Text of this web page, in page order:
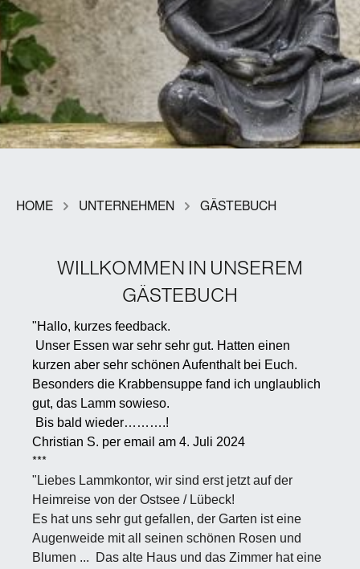
HOME UNTERNEHMEN GÄSTEBUCH
WILLKOMMEN IN UNSEREM
GÄSTEBUCH
"Hallo, kurzes feedback.
Unser Essen war sehr sehr gut. Hatten einen
kurzen aber sehr schönen Aufenthalt bei Euch.
Besonders die Krabbensuppe fand ich unglaublich
gut, das Lamm sowieso.
Bis bald wieder……….!
Christian S. per email am 4. Juli 2024
***
"Liebes Lammkontor, wir sind erst jetzt auf der
Heimreise von der Ostsee / Lübeck!
Es hat uns sehr gut gefallen, der Garten ist eine
Augenweide mit all seinen schönen Rosen und
Blumen ...
Das alte Haus und das Zimmer hat eine